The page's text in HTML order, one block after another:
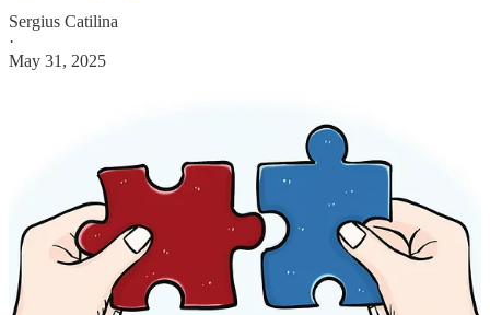
Sergius Catilina
·
May 31, 2025